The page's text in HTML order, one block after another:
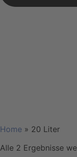
Home » 20 Liter
Alle 2 Ergebnisse